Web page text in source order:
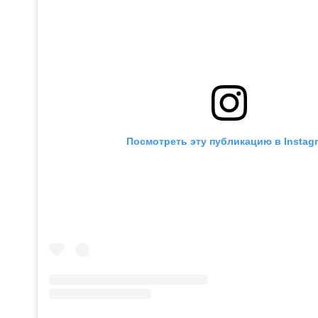
Посмотреть эту публикацию в